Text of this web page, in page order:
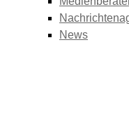
News